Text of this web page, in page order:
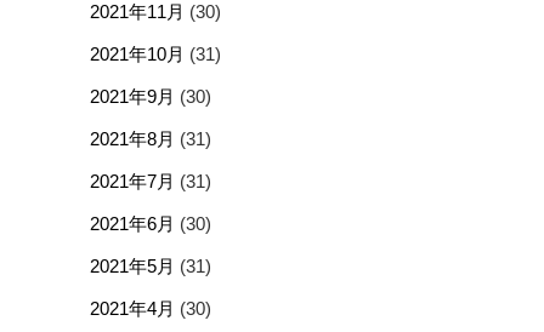
2021年11月 (30)
2021年10月 (31)
2021年9月 (30)
2021年8月 (31)
2021年7月 (31)
2021年6月 (30)
2021年5月 (31)
2021年4月 (30)